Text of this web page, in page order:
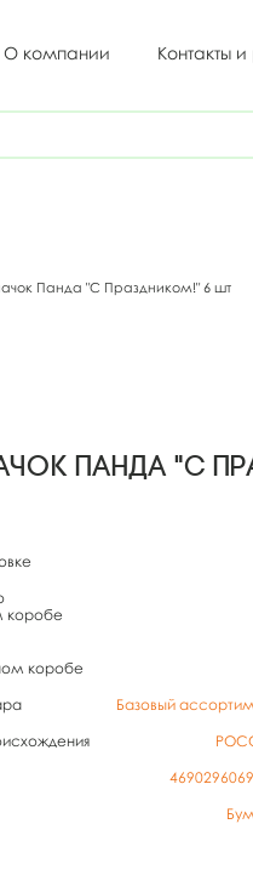
О компании Контакты
Панда "С Праздником!" 6 шт
Панда "С
коробе
коробе
Базовый